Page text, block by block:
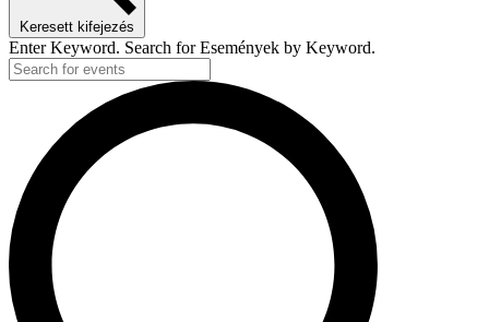
Keresett kifejezés
Enter Keyword. Search for Események by Keyword.